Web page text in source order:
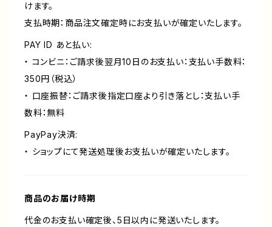
けます。
支払時期：商品注文確定時にお支払いが確定いたします。
PAY ID あと払い:
・ コンビニ：ご請求後翌月10日のお支払い：支払い手数料：
350円（税込）
・ 口座振替：ご請求後指定口座より引き落とし：支払い手
数料：無料
PayPay決済:
・ ショップにて発送処理後お支払いが確定いたします。
商品のお届け時期
代金のお支払い確定後、5日以内に発送いたします。